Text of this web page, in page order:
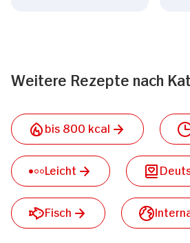
Weitere Rezepte nach
bis 800 kcal
Leicht
Fisch